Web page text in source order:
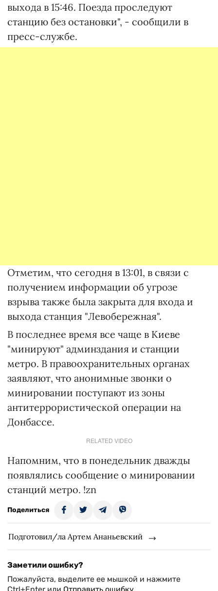
выхода в 15:46. Поезда проследуют
станцию без остановки", - сообщили в
пресс-службе.
Отметим, что сегодня в 13:01, в связи с
получением информации об угрозе
взрыва также была закрыта для входа и
выхода станция "Левобережная".
В последнее время все чаще в Киеве
"минируют" админздания и станции
метро. В правоохранительных органах
заявляют, что анонимные звонки о
минировании поступают из зоны
антитеррористической операции на
Донбассе.
RELATED VIDEO
Напомним, что в понедельник дважды
появлялись сообщение о минировании
станций метро. !zn
Поделиться
Подготовил/ла Артем Ананьевский
Заметили ошибку?
Пожалуйста, выделите ее мышкой и нажмите